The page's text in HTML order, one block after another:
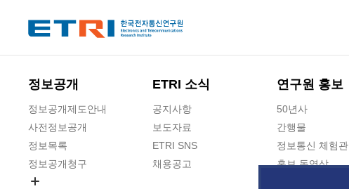
정보공개
정보공개제도안내
사전정보공개
정보목록
정보공개청구
ETRI 소식
공지사항
보도자료
ETRI SNS
채용공고
연구원 홍보
50년사
간행물
정보통신 체험관
홍보 동영상